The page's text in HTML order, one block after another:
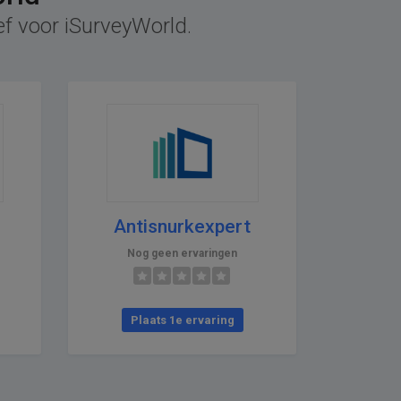
voor iSurveyWorld.
Antisnurkexpert
Nog geen ervaringen
Plaats 1e ervaring